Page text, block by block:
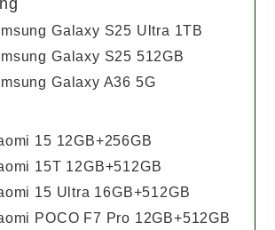
Galaxy S25 Ultra 1TB
Galaxy S25 512GB
Galaxy A36 5G
15 12GB+256GB
15T 12GB+512GB
15 Ultra 16GB+512GB
POCO F7 Pro 12GB+512GB